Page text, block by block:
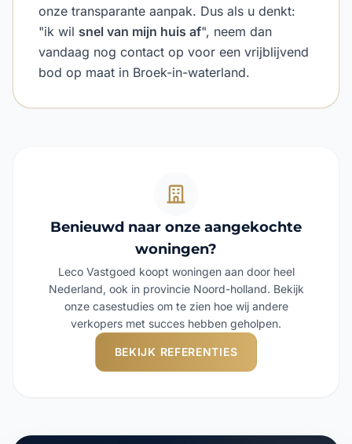
onze transparante aanpak. Dus als u denkt:
"ik wil snel van mijn huis af", neem dan
vandaag nog contact op voor een vrijblijvend
bod op maat in Broek-in-waterland.
Benieuwd naar onze aangekochte
woningen?
Leco Vastgoed koopt woningen aan door heel
Nederland, ook in provincie Noord-holland. Bekijk
onze casestudies om te zien hoe wij andere
verkopers met succes hebben geholpen.
BEKIJK REFERENTIES